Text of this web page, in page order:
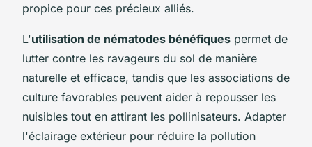
propice pour ces précieux alliés.
L'utilisation de nématodes bénéfiques permet de
lutter contre les ravageurs du sol de manière
naturelle et efficace, tandis que les associations de
culture favorables peuvent aider à repousser les
nuisibles tout en attirant les pollinisateurs. Adapter
l'éclairage extérieur pour réduire la pollution